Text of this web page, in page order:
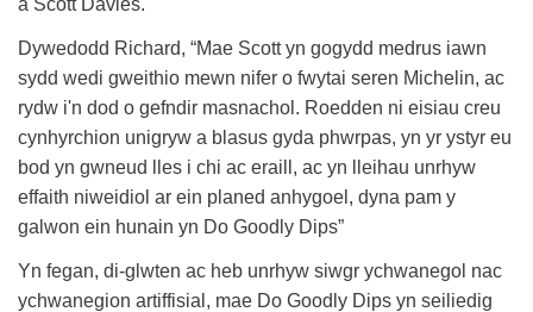
a Scott Davies.
Dywedodd Richard, “Mae Scott yn gogydd medrus iawn
sydd wedi gweithio mewn nifer o fwytai seren Michelin, ac
rydw i'n dod o gefndir masnachol. Roedden ni eisiau creu
cynhyrchion unigryw a blasus gyda phwrpas, yn yr ystyr eu
bod yn gwneud lles i chi ac eraill, ac yn lleihau unrhyw
effaith niweidiol ar ein planed anhygoel, dyna pam y
galwon ein hunain yn Do Goodly Dips”
Yn fegan, di-glwten ac heb unrhyw siwgr ychwanegol nac
ychwanegion artiffisial, mae Do Goodly Dips yn seiliedig